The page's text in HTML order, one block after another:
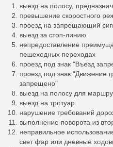
выезд на полосу,
превышение скоростного
проезд на запрещающий
выезд за стоп-линию
непредоставление
пешеходных переходах
проезд под знак "Въезд
проезд под знак "Движение
запрещено"
выезд на полосу для
выезд на тротуар
нарушение требований
выполнение поворота из
неправильное
свет фар или дневные